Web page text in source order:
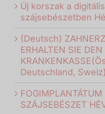
Új korszak a
szájsebészetben
(Deutsch)
ERHALTEN SIE
Deutschland, Sweiz)
FOGIMPLANTÁTUM
SZÁJSEBÉSZET